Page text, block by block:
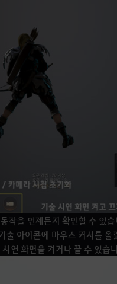
작을 언제든지 확인할 수 있
술 아이콘에 마우스 커서를
연 화면을 켜거나 끌 수 있습